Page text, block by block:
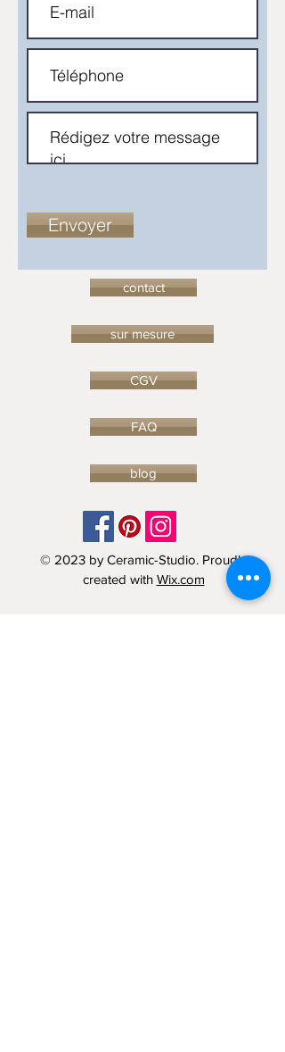
Envoyer
contact
sur mesure
CGV
FAQ
blog
© 2023 by Ceramic-Studio. Proudly
created with Wix.com